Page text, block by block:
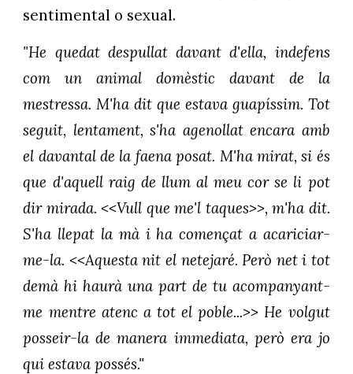
sentimental o sexual.
"He quedat despullat davant d'ella, indefens
com un animal domèstic davant de la
mestressa. M'ha dit que estava guapíssim. Tot
seguit, lentament, s'ha agenollat encara amb
el davantal de la faena posat. M'ha mirat, si és
que d'aquell raig de llum al meu cor se li pot
dir mirada. <<Vull que me'l taques>>, m'ha dit.
S'ha llepat la mà i ha començat a acariciar-
me-la. <<Aquesta nit el netejaré. Però net i tot
demà hi haurà una part de tu acompanyant-
me mentre atenc a tot el poble...>> He volgut
posseir-la de manera immediata, però era jo
qui estava possés."